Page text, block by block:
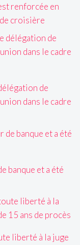
renforcée en
croisière
de
dans le cadre
banque et a été
liberté à la juge